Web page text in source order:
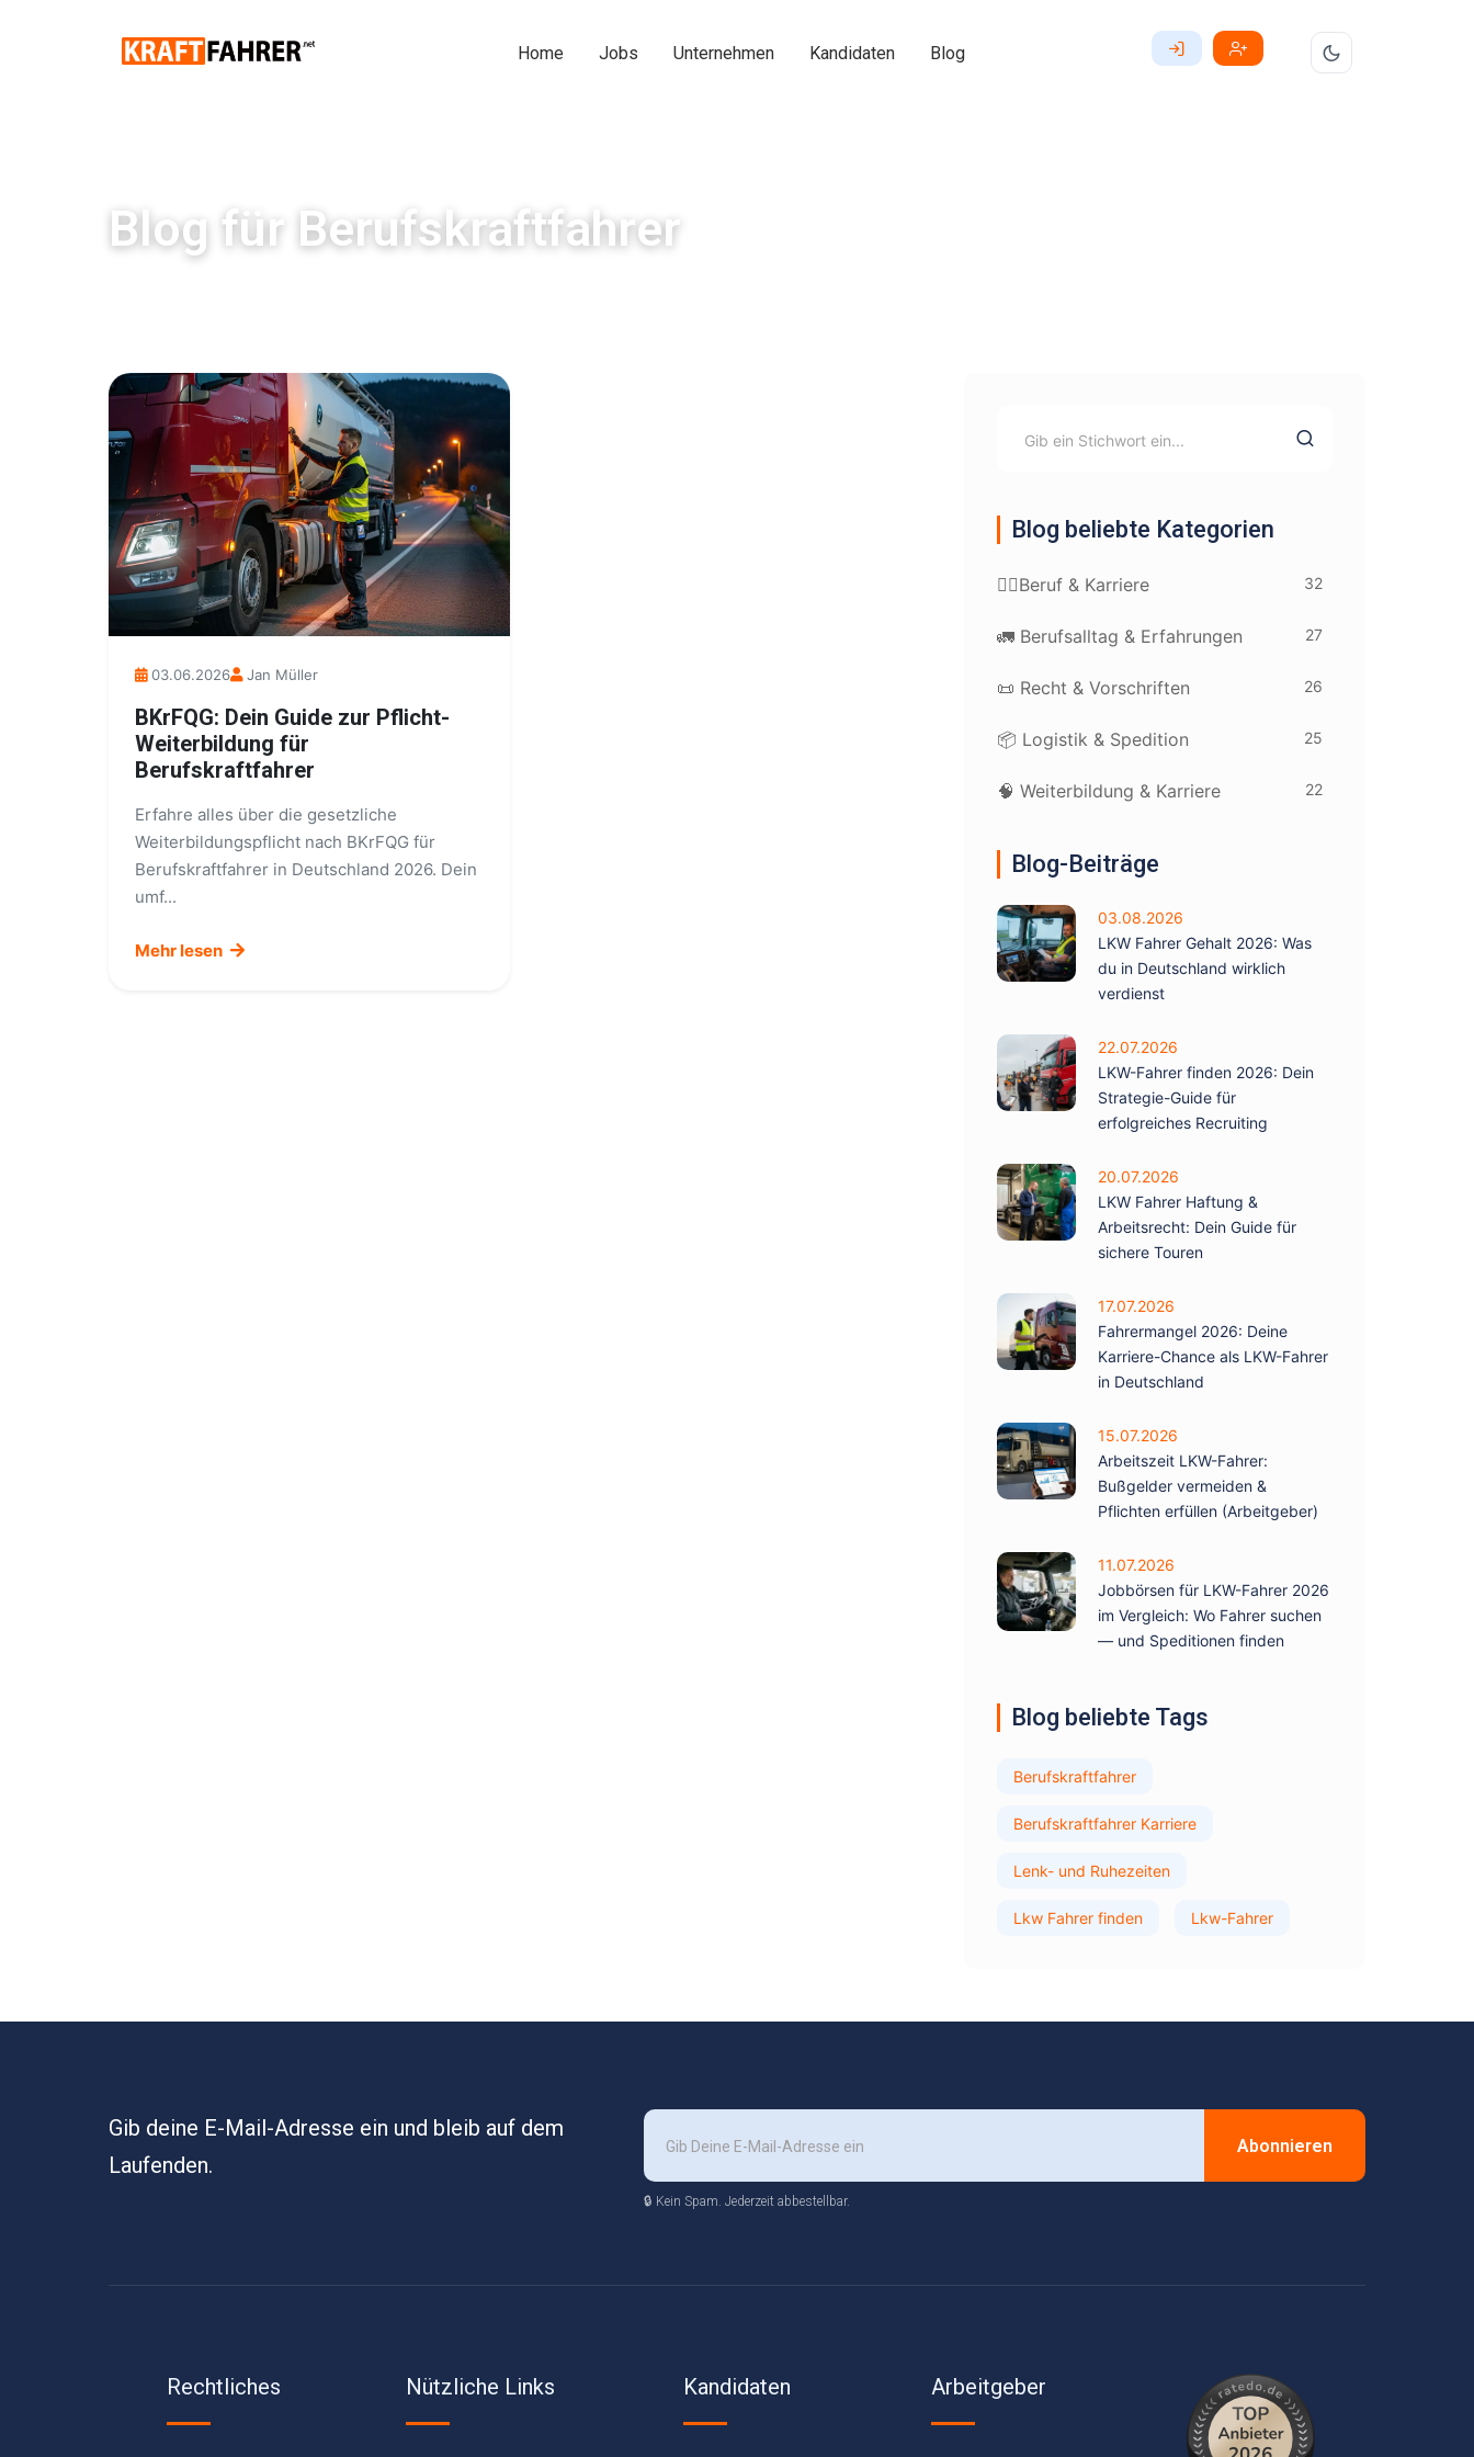
Home Jobs Unternehmen Kandidaten Blog
Blog für Berufskraftfahrer
03.06.2026 Jan Müller
BKrFQG: Dein Guide zur Pflicht-
Weiterbildung für
Berufskraftfahrer
Erfahre alles über die gesetzliche
Weiterbildungspflicht nach BKrFQG für
Berufskraftfahrer in Deutschland 2026. Dein
umf...
Mehr lesen
Blog beliebte Kategorien
👷‍♂️Beruf & Karriere 32
🚛 Berufsalltag & Erfahrungen 27
📜 Recht & Vorschriften 26
📦 Logistik & Spedition 25
🧠 Weiterbildung & Karriere 22
Blog-Beiträge
03.08.2026
LKW Fahrer Gehalt 2026: Was
du in Deutschland wirklich
verdienst
22.07.2026
LKW-Fahrer finden 2026: Dein
Strategie-Guide für
erfolgreiches Recruiting
20.07.2026
LKW Fahrer Haftung &
Arbeitsrecht: Dein Guide für
sichere Touren
17.07.2026
Fahrermangel 2026: Deine
Karriere-Chance als LKW-Fahrer
in Deutschland
15.07.2026
Arbeitszeit LKW-Fahrer:
Bußgelder vermeiden &
Pflichten erfüllen (Arbeitgeber)
11.07.2026
Jobbörsen für LKW-Fahrer 2026
im Vergleich: Wo Fahrer suchen
— und Speditionen finden
Blog beliebte Tags
Berufskraftfahrer
Berufskraftfahrer Karriere
Lenk- und Ruhezeiten
Lkw Fahrer finden Lkw-Fahrer
Gib deine E-Mail-Adresse ein und bleib auf dem
Laufenden.
Abonnieren
🔒 Kein Spam. Jederzeit abbestellbar.
Rechtliches Nützliche Links Kandidaten Arbeitgeber